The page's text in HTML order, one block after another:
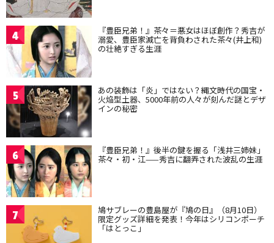
4 『豊臣兄弟！』茶々＝悪女はほぼ創作？秀吉が
溺愛、豊臣家滅亡を背負わされた茶々(井上和)
の壮絶すぎる生涯
5 あの装飾は「炎」ではない？縄文時代の国宝・
火焔型土器、5000年前の人々が刻んだ謎とデザ
インの秘密
6 『豊臣兄弟！』後半の鍵を握る「浅井三姉妹」
茶々・初・江——秀吉に翻弄された波乱の生涯
7 鳩サブレーの豊島屋が『鳩の日』（8月10日）
限定グッズ詳細を発表！今年はシリコンポーチ
「はとっこ」